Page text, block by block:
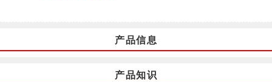
产品信息
产品知识